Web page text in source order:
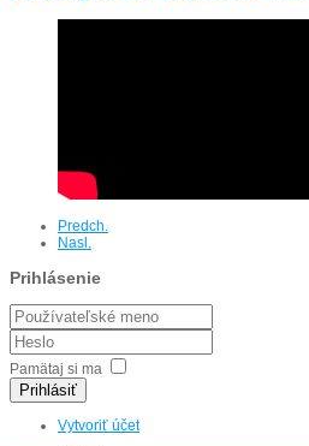
Predch.
Nasl.
Prihlásenie
Pamätaj si ma
Prihlásiť
Vytvoriť účet